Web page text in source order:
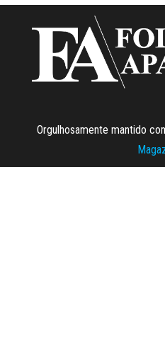
Orgulhosamente mantido